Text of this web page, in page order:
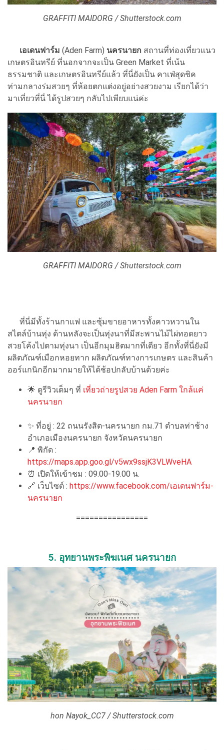
GRAFFITI MAIDORG / Shutterstock.com
เอเดนฟาร์ม (Aden Farm) นครนายก สถานที่ท่องเที่ยวแนว
เกษตรอินทรีย์ ที่นอกจากจะเป็น Green Market ที่เน้น
ธรรมชาติ และเกษตรอินทรีย์แล้ว ที่นี่ยังเป็น คาเฟ่สุดชิค
ท่ามกลางร่มสวยๆ ที่ห้อยตกแต่งอยู่อย่างสวยงาม เรียกได้ว่า
มาเที่ยวที่นี่ ได้รูปสวยๆ กลับไปเพียบแน่ค่ะ
GRAFFITI MAIDORG / Shutterstock.com
ที่นี่มีทั้งร้านกาแฟ และซุ้มขายอาหารทั้งคาวหวานใน
สไตล์บ้านทุ่ง ด้านหลังจะเป็นทุ่งนาที่มีสะพานไม้ไผ่ทอดยาว
สวยโค้งไปตามทุ่งนา เป็นอีกมุมฮิตมากที่เดียว อีกทั้งที่นี่ยังมี
ผลิตภัณฑ์เมือกหอยทาก ผลิตภัณฑ์ทางการเกษตร และสินค้า
ออร์แกนิกอีกมากมายให้ได้ช้อปกลับบ้านด้วยค่ะ
🌟 ดูรีวิวเต็มๆ ที่ เที่ยวถ่ายรูปสวย Aden Farm ใกล้แค่
นครนายก
✨ ที่อยู่ : 22 ถนนรังสิต-นครนายก กม.71 ตำบลท่าช้าง
อำเภอเมืองนครนายก จังหวัดนครนายก
📍 พิกัด :
https://maps.app.goo.gl/v5wx9ssjK3VLWveHA
⏰ เปิดให้เข้าชม : 09.00-19.00 น.
🔗 เว็บไซต์ : https://www.facebook.com/เอเดนฟาร์ม-
นครนายก
================
5. อุทยานพระพิฆเนศ นครนายก
hon Nayok_CC7 / Shutterstock.com